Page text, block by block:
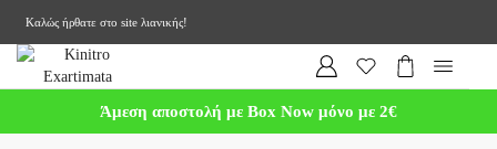
Καλώς ήρθατε στο site λιανικής!
Άμεση αποστολή με Box Now μόνο με 2€